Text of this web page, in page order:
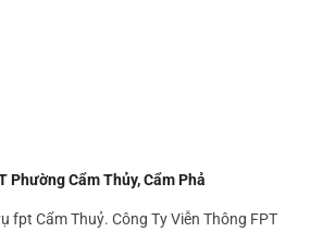
Phường Cẩm Thủy, Cẩm Phả
fpt Cẩm Thuỷ. Công Ty Viễn Thông FPT